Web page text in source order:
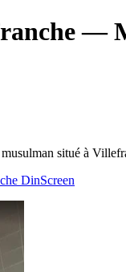
—
situé à
DinScreen